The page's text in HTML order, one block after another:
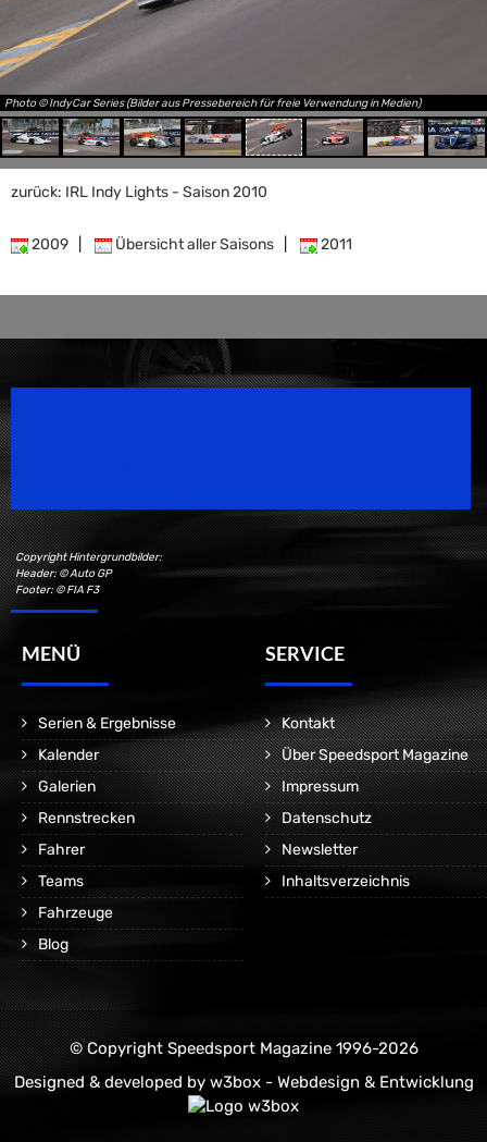
Photo © IndyCar Series (Bilder aus Pressebereich für freie Verwendung in Medien)
zurück: IRL Indy Lights - Saison 2010
2009 Übersicht aller Saisons 2011
Copyright Hintergrundbilder:
Header: © Auto GP
Footer: © FIA F3
MENÜ
Serien & Ergebnisse
Kalender
Galerien
Rennstrecken
Fahrer
Teams
Fahrzeuge
Blog
SERVICE
Kontakt
Über Speedsport Magazine
Impressum
Datenschutz
Newsletter
Inhaltsverzeichnis
© Copyright Speedsport Magazine 1996-2026
Designed & developed by w3box - Webdesign & Entwicklung